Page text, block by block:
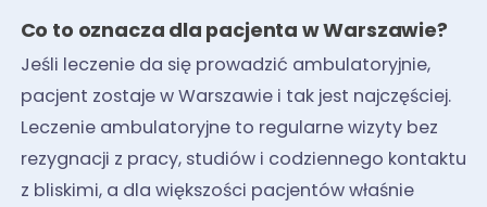
Co to oznacza dla pacjenta w Warszawie?
Jeśli leczenie da się prowadzić ambulatoryjnie,
pacjent zostaje w Warszawie i tak jest najczęściej.
Leczenie ambulatoryjne to regularne wizyty bez
rezygnacji z pracy, studiów i codziennego kontaktu
z bliskimi, a dla większości pacjentów właśnie